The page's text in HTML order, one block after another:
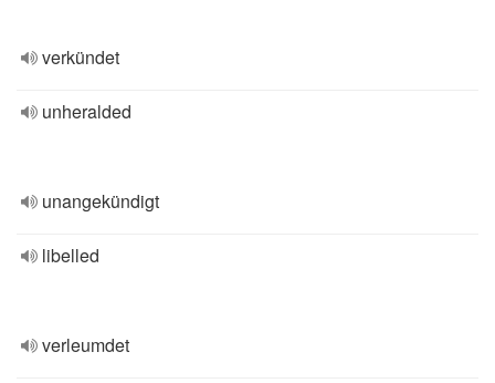
verkündet
unheralded
unangekündigt
libelled
verleumdet